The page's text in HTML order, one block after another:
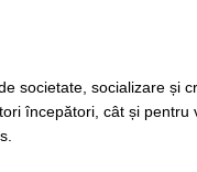
societate, socializare și
începători, cât și